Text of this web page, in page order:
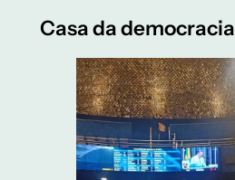
Casa da democracia